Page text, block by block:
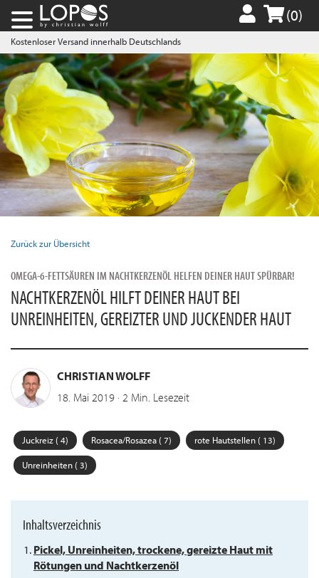
(0)
Kostenloser Versand innerhalb Deutschlands
Zurück zur Übersicht
OMEGA-6-FETTSÄUREN IM NACHTKERZENÖL HELFEN DEINER HAUT SPÜRBAR!
NACHTKERZENÖL HILFT DEINER HAUT BEI
UNREINHEITEN, GEREIZTER UND JUCKENDER HAUT
CHRISTIAN WOLFF
18. Mai 2019 · 2 Min. Lesezeit
Juckreiz ( 4) Rosacea/Rosazea ( 7) rote Hautstellen ( 13)
Unreinheiten ( 3)
Inhaltsverzeichnis
Pickel, Unreinheiten, trockene, gereizte Haut mit
Rötungen und Nachtkerzenöl